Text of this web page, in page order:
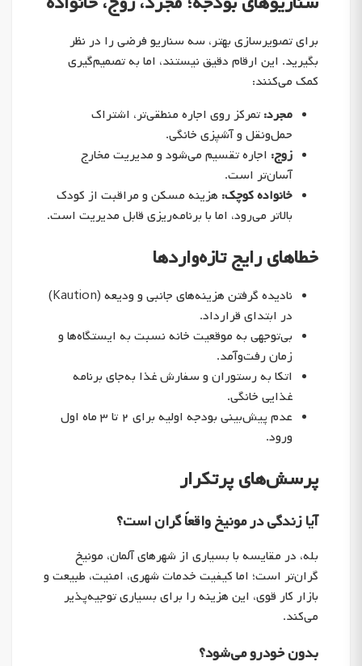
برای تصویرسازی بهتر، سه سناریو فرضی را در نظر
بگیرید. این‌ ارقام دقیق نیستند، اما به تصمیم‌گیری
کمک می‌کنند:
مجرد: تمرکز روی اجاره منطقی‌تر، اشتراک
حمل‌ونقل و آشپزی خانگی.
زوج: اجاره تقسیم می‌شود و مدیریت مخارج
آسان‌تر است.
خانواده کوچک: هزینه مسکن و مراقبت از کودک
بالاتر می‌رود، اما با برنامه‌ریزی قابل مدیریت است.
خطاهای رایج تازه‌واردها
نادیده گرفتن هزینه‌های جانبی و ودیعه (Kaution)
در ابتدای قرارداد.
بی‌توجهی به موقعیت خانه نسبت به ایستگاه‌ها و
زمان رفت‌وآمد.
اتکا به رستوران و سفارش غذا به‌جای برنامه
غذایی خانگی.
عدم پیش‌بینی بودجه اولیه برای ۲ تا ۳ ماه اول
ورود.
پرسش‌های پرتکرار
آیا زندگی در مونیخ واقعاً گران است؟
بله، در مقایسه با بسیاری از شهرهای آلمان، مونیخ
گران‌تر است؛ اما کیفیت خدمات شهری، امنیت، طبیعت و
بازار کار قوی، این هزینه را برای بسیاری توجیه‌پذیر
می‌کند.
بدون خودرو می‌شود؟